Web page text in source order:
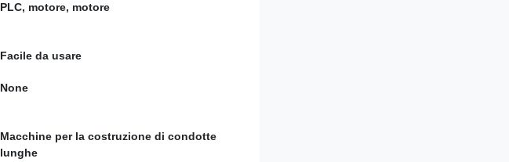
PLC, motore, motore
Facile da usare
None
Macchine per la costruzione di condotte
lunghe